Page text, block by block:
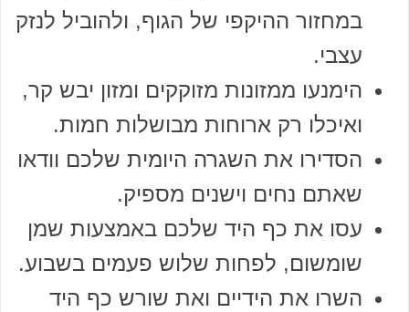
במחזור ההיקפי של הגוף, ולהוביל לנזק
עצבי.
הימנעו ממזונות מזוקקים ומזון יבש קר,
ואיכלו רק ארוחות מבושלות חמות.
הסדירו את השגרה היומית שלכם וודאו
שאתם נחים וישנים מספיק.
עסו את כף היד שלכם באמצעות שמן
שומשום, לפחות שלוש פעמים בשבוע.
השרו את הידיים ואת שורש כף היד